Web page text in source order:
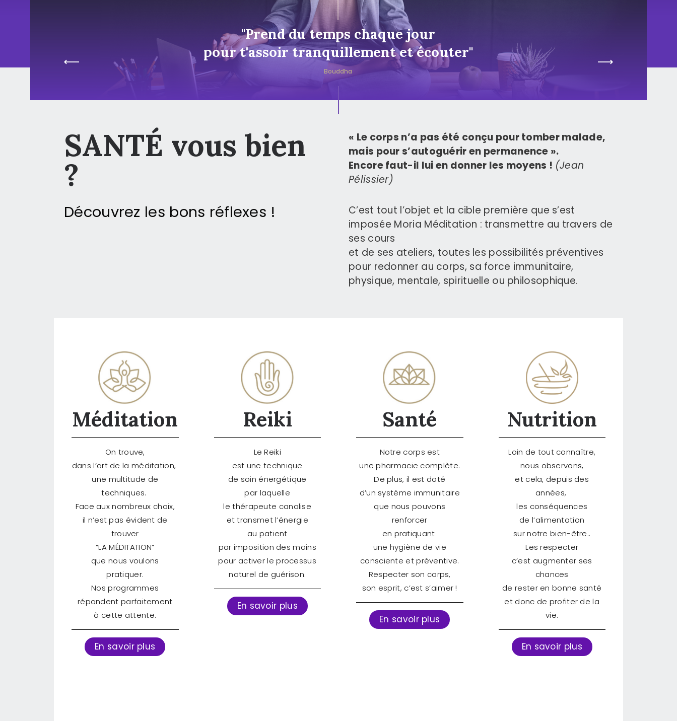
CONTACT
"Prend du temps chaque jour
pour t'assoir tranquillement et écouter"
SANTÉ vous bien
?
Découvrez les bons réflexes !
« Le corps n’a pas été conçu pour tomber malade,
mais pour s’autoguérir en permanence ».
Encore faut-il lui en donner les moyens ! (Jean
Pélissier)
C’est tout l’objet et la cible première que s’est
imposée Moria Méditation : transmettre au travers de
ses cours
et de ses ateliers, toutes les possibilités préventives
pour redonner au corps, sa force immunitaire,
physique, mentale, spirituelle ou philosophique.
Méditation
On trouve,
dans l’art de la méditation,
une multitude de
techniques.
Face aux nombreux choix,
il n’est pas évident de
trouver
“LA MÉDITATION”
que nous voulons
pratiquer.
Nos programmes
répondent parfaitement
à cette attente.
En savoir plus
Reiki
Le Reiki
est une technique
de soin énergétique
par laquelle
le thérapeute canalise
et transmet l’énergie
au patient
par imposition des mains
pour activer le processus
naturel de guérison.
En savoir plus
Santé
Notre corps est
une pharmacie complète.
De plus, il est doté
d’un système immunitaire
que nous pouvons
renforcer
en pratiquant
une hygiène de vie
consciente et préventive.
Respecter son corps,
son esprit, c’est s’aimer !
En savoir plus
Nutrition
Loin de tout connaître,
nous observons,
et cela, depuis des
années,
les conséquences
de l’alimentation
sur notre bien-être..
Les respecter
c’est augmenter ses
chances
de rester en bonne santé
et donc de profiter de la
vie.
En savoir plus